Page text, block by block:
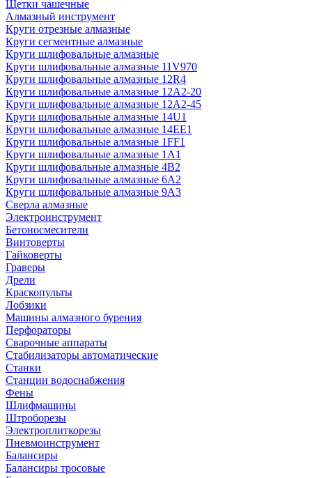
Щетки чашечные
Алмазный инструмент
Круги отрезные алмазные
Круги сегментные алмазные
Круги шлифовальные алмазные
Круги шлифовальные алмазные 11V970
Круги шлифовальные алмазные 12R4
Круги шлифовальные алмазные 12А2-20
Круги шлифовальные алмазные 12А2-45
Круги шлифовальные алмазные 14U1
Круги шлифовальные алмазные 14ЕЕ1
Круги шлифовальные алмазные 1FF1
Круги шлифовальные алмазные 1А1
Круги шлифовальные алмазные 4В2
Круги шлифовальные алмазные 6A2
Круги шлифовальные алмазные 9А3
Сверла алмазные
Электроинструмент
Бетоносмесители
Винтоверты
Гайковерты
Граверы
Дрели
Краскопульты
Лобзики
Машины алмазного бурения
Перфораторы
Сварочные аппараты
Стабилизаторы автоматические
Станки
Станции водоснабжения
Фены
Шлифмашины
Штроборезы
Электроплиткорезы
Пневмоинструмент
Балансиры
Балансиры тросовые